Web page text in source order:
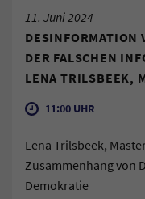
11. Juni 2024
DESINFORMATION
DER FALSCHEN
LENA TRILSBEEK,
11:00 UHR
Lena Trilsbeek,
Zusammenhang von
Demokratie